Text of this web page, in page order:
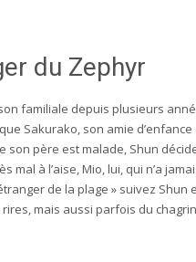
du Zephyr
familiale depuis plusieurs
Sakurako, son amie
père est malade, Shun
mal à l’aise, Mio, lui, qui n’a
de la plage » suivez
mais aussi parfois du